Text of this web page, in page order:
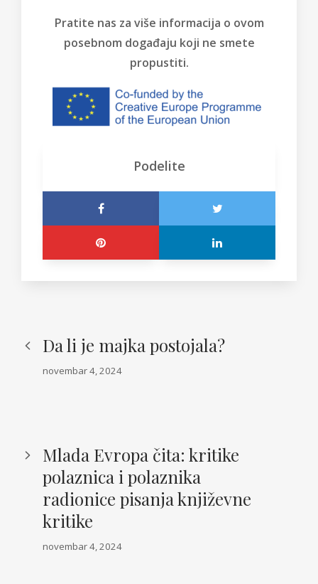
Pratite nas za više informacija o ovom
posebnom događaju koji ne smete
propustiti.
Podelite
Da li je majka postojala?
novembar 4, 2024
Mlada Evropa čita: kritike
polaznica i polaznika
radionice pisanja književne
kritike
novembar 4, 2024